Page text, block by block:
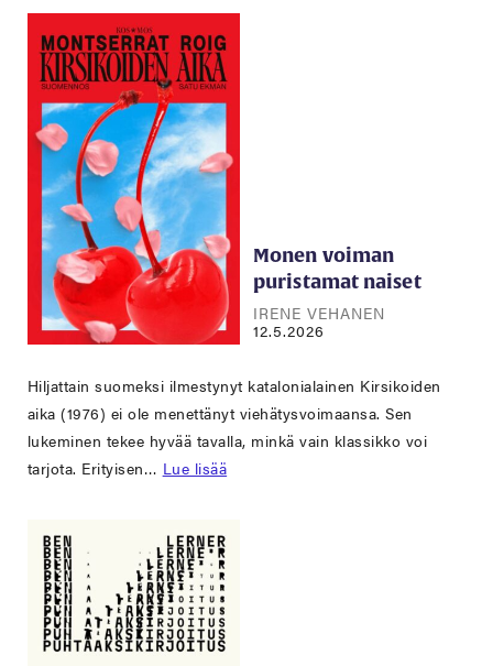
Monen voiman
puristamat naiset
IRENE VEHANEN
12.5.2026
Hiljattain suomeksi ilmestynyt katalonialainen Kirsikoiden
aika (1976) ei ole menettänyt viehätysvoimaansa. Sen
lukeminen tekee hyvää tavalla, minkä vain klassikko voi
tarjota. Erityisen… Lue lisää